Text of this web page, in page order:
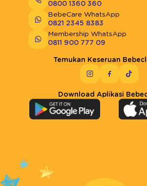
0800 1360 360
BebeCare WhatsApp
0821 2345 8383
Membership WhatsApp
0811 900 777 09
Temukan Keseruan
Download Aplikasi